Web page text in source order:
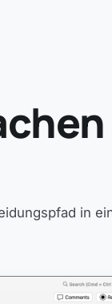
in